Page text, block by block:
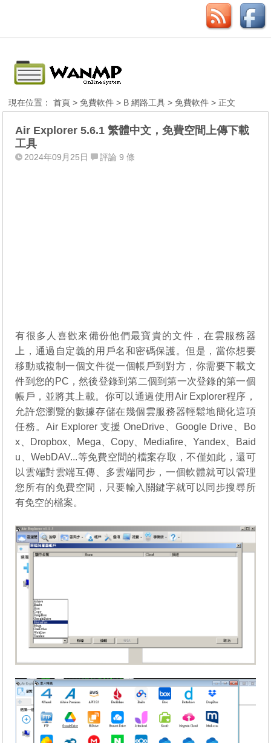
現在位置：首頁 >免費軟件 > B 網路工具 >免費軟件 > 正文
Air Explorer 5.6.1 繁體中文，免費空間上傳下載
工具
2024年09月25日 評論 9 條
有很多人喜歡來備份他們最寶貴的文件，在雲服務器
上，通過自定義的用戶名和密碼保護。但是，當你想要
移動或複制一個文件從一個帳戶到對方，你需要下載文
件到您的PC，然後登錄到第二個到第一次登錄的第一個
帳戶，並將其上載。你可以通過使用Air Explorer程序，
允許您瀏覽的數據存儲在幾個雲服務器輕鬆地簡化這項
任務。Air Explorer 支援 OneDrive、Google Drive、Bo
x、Dropbox、Mega、Copy、Mediafire、Yandex、Baid
u、WebDAV...等免費空間的檔案存取，不僅如此，還可
以雲端對雲端互傳、多雲端同步，一個軟體就可以管理
您所有的免費空間，只要輸入關鍵字就可以同步搜尋所
有免空的檔案。